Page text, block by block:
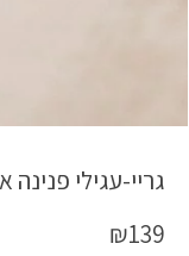
גריי-עגילי פנינה
₪139